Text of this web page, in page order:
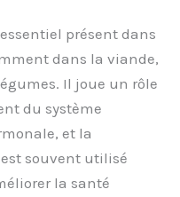
présent dans
dans la viande,
Il joue un rôle
du système
et la
souvent utilisé
la santé